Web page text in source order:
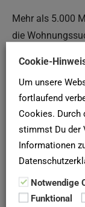
Mehr als 5.000
die
Umzüge
Du suchst ein
Dann mache
Suche
Cookie-
Um unsere
fortlaufend
Cookies. Durch
stimmst Du der
Informationen
Notwendige
Funktional